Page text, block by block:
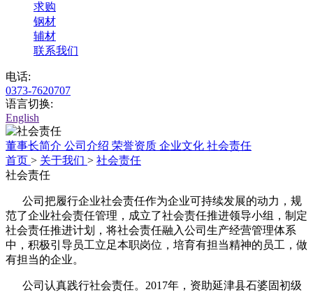
求购
钢材
辅材
联系我们
电话:
0373-7620707
语言切换:
English
董事长简介 公司介绍 荣誉资质 企业文化 社会责任
首页 > 关于我们 > 社会责任
社会责任
公司把履行企业社会责任作为企业可持续发展的动力，规
范了企业社会责任管理，成立了社会责任推进领导小组，制定
社会责任推进计划，将社会责任融入公司生产经营管理体系
中，积极引导员工立足本职岗位，培育有担当精神的员工，做
有担当的企业。
公司认真践行社会责任。2017年，资助延津县石婆固初级